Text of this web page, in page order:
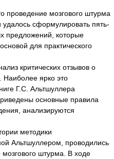
мозгового штурма
сформулировать пять-
предложений, которые
для практического
критических отзывов о
Наиболее ярко это
Г.С. Альтшуллера
основные правила
анализируются
методики
Альтшуллером, проводились
штурма. В ходе